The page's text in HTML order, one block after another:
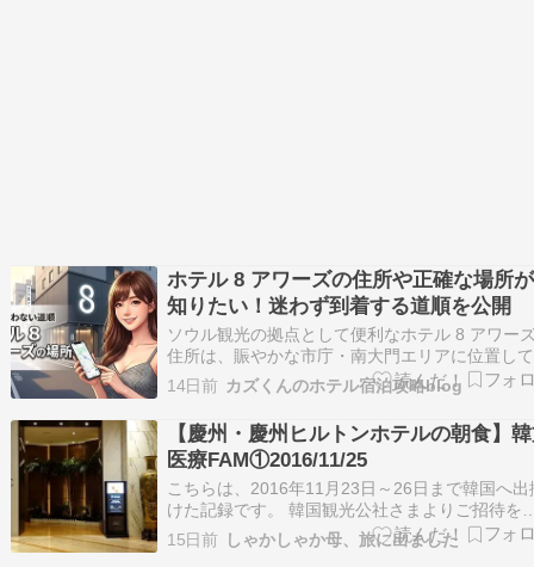
ホテル 8 アワーズの住所や正確な場所が
知りたい！迷わず到着する道順を公開
ソウル観光の拠点として便利なホテル 8 アワー
住所は、賑やかな市庁・南大門エリアに位置し
ます。しかし、いざ現地へ向かおうとすると、
な路地のせいで「住所だけでは迷ってしまいそ
と心配になる方も多いのではないでしょうか。
安心ください。実は、特定の「曲がり角」さえ
14日前 カズくんのホテル宿泊攻略blog
【慶州・慶州ヒルトンホテルの朝食】
医療FAM①2016/11/25
こちらは、2016年11月23日～26日まで韓国へ出
けた記録です。 韓国観光公社さまよりご招待を
けて 『韓方医療観光活性化視察旅行』に参加さ
ていただきました。今となっては、とても懐か
15日前 しゃかしゃか母、旅に出ました